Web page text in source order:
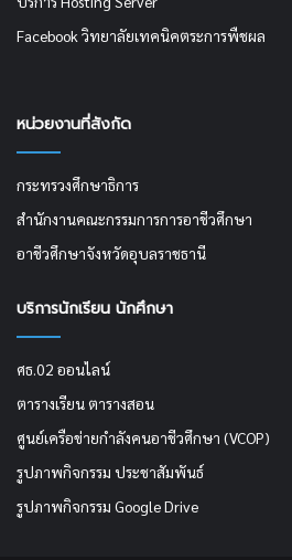
Facebook วิทยาลัยเทคนิคตระการพืชผล
หน่วยงานที่สังกัด
กระทรวงศึกษาธิการ
สำนักงานคณะกรรมการการอาชีวศึกษา
อาชีวศึกษาจังหวัดอุบลราชธานี
บริการนักเรียน นักศึกษา
ศธ.02 ออนไลน์
ตารางเรียน ตารางสอน
ศูนย์เครือข่ายกำลังคนอาชีวศึกษา (VCOP)
รูปภาพกิจกรรม ประชาสัมพันธ์
รูปภาพกิจกรรม Google Drive